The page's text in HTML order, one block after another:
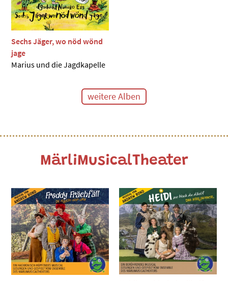
Sechs Jäger, wo nöd wönd
jage
Marius und die Jagdkapelle
weitere Alben
MärliMusicalTheater